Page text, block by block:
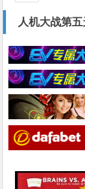
人机大战第